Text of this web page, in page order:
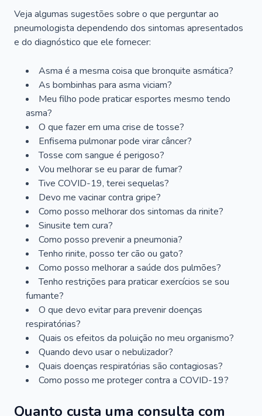
Veja algumas sugestões sobre o que perguntar ao
pneumologista dependendo dos sintomas apresentados
e do diagnóstico que ele fornecer:
Asma é a mesma coisa que bronquite asmática?
As bombinhas para asma viciam?
Meu filho pode praticar esportes mesmo tendo
asma?
O que fazer em uma crise de tosse?
Enfisema pulmonar pode virar câncer?
Tosse com sangue é perigoso?
Vou melhorar se eu parar de fumar?
Tive COVID-19, terei sequelas?
Devo me vacinar contra gripe?
Como posso melhorar dos sintomas da rinite?
Sinusite tem cura?
Como posso prevenir a pneumonia?
Tenho rinite, posso ter cão ou gato?
Como posso melhorar a saúde dos pulmões?
Tenho restrições para praticar exercícios se sou
fumante?
O que devo evitar para prevenir doenças
respiratórias?
Quais os efeitos da poluição no meu organismo?
Quando devo usar o nebulizador?
Quais doenças respiratórias são contagiosas?
Como posso me proteger contra a COVID-19?
Quanto custa uma consulta com